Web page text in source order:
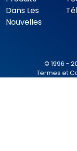
Dans Les
Nouvelles
© 1996 -
Termes et